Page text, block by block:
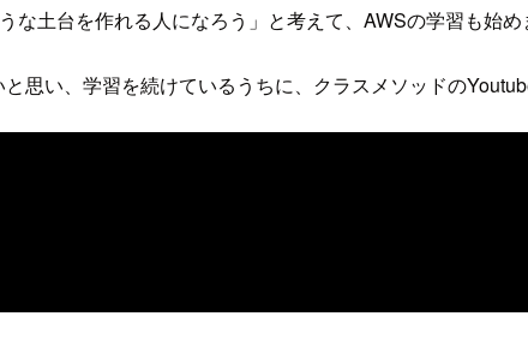
土台を作れる人になろう」と考えて、AWSの学習も始め
思い、学習を続けているうちに、クラスメソッドの